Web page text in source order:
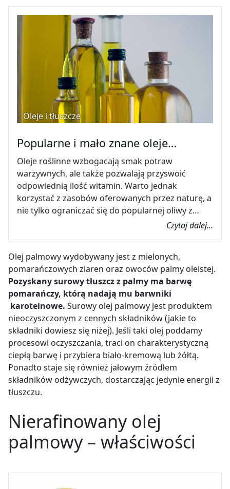
Oleje i tłuszcze
Popularne i mało znane oleje…
Oleje roślinne wzbogacają smak potraw
warzywnych, ale także pozwalają przyswoić
odpowiednią ilość witamin. Warto jednak
korzystać z zasobów oferowanych przez naturę, a
nie tylko ograniczać się do popularnej oliwy z…
Czytaj dalej...
Olej palmowy wydobywany jest z mielonych,
pomarańczowych ziaren oraz owoców palmy oleistej.
Pozyskany surowy tłuszcz z palmy ma barwę
pomarańczy, którą nadają mu barwniki
karoteinowe. Surowy olej palmowy jest produktem
nieoczyszczonym z cennych składników (jakie to
składniki dowiesz się niżej). Jeśli taki olej poddamy
procesowi oczyszczania, traci on charakterystyczną
ciepłą barwę i przybiera biało-kremową lub żółtą.
Ponadto staje się również jałowym źródłem
składników odżywczych, dostarczając jedynie energii z
tłuszczu.
Nierafinowany olej
palmowy – właściwości